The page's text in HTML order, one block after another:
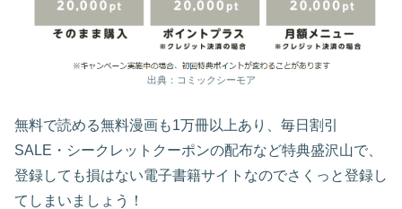
出典：コミックシーモア
無料で読める無料漫画も1万冊以上あり、毎日割引
SALE・シークレットクーポンの配布など特典盛沢山で、
登録しても損はない電子書籍サイトなのでさくっと登録し
てしまいましょう！